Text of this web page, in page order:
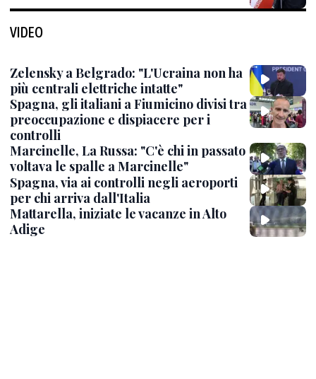
VIDEO
Zelensky a Belgrado: "L'Ucraina non ha
più centrali elettriche intatte"
Spagna, gli italiani a Fiumicino divisi tra
preoccupazione e dispiacere per i
controlli
Marcinelle, La Russa: "C'è chi in passato
voltava le spalle a Marcinelle"
Spagna, via ai controlli negli aeroporti
per chi arriva dall'Italia
Mattarella, iniziate le vacanze in Alto
Adige